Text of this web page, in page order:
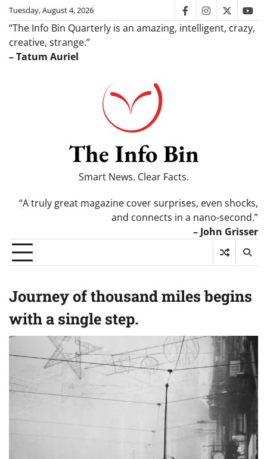
Skip
content
Tuesday, August 4, 2026 facebookinstagram
twitter
“The Info Bin Quarterly is an amazing, intelligent, crazy,
creative, strange.”
– Tatum Auriel
The Info Bin
Smart News. Clear Facts.
“A truly great magazine cover surprises, even shocks,
and connects in a nano-second.”
– John Grisser
Journey of thousand miles begins
with a single step.